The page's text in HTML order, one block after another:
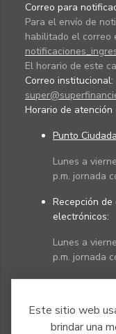
Este sitio web
brindar una
Correo para
Para el envío de
habilitado el correo
El horario de este
Correo institucional:
Horario de atención
Punto
Lunes a
p.m. jornada
Recepción
electrónicos:
Lunes a
p.m. jornada